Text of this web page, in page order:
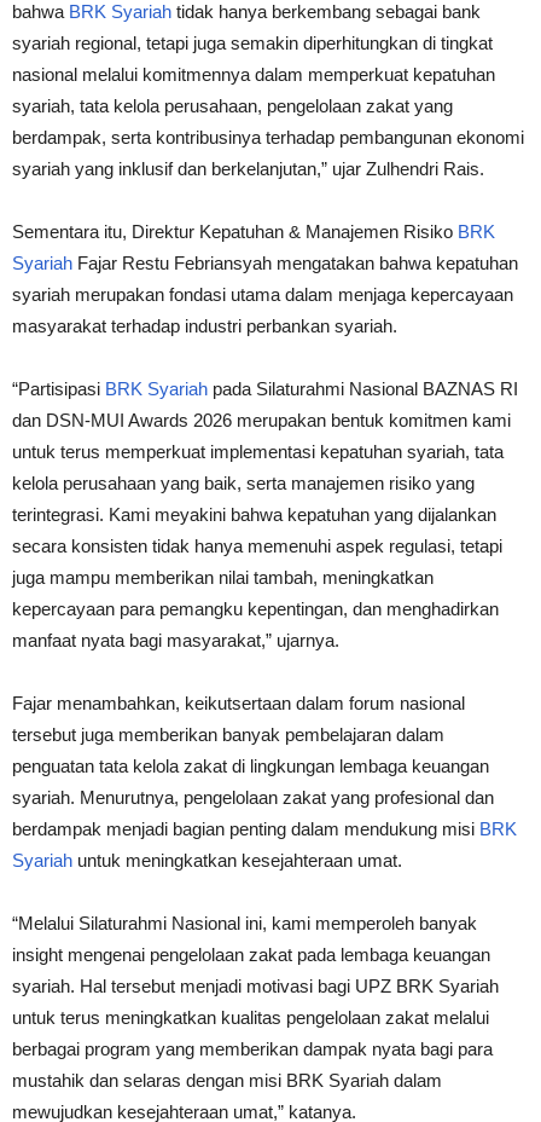
bahwa BRK Syariah tidak hanya berkembang sebagai bank
syariah regional, tetapi juga semakin diperhitungkan di tingkat
nasional melalui komitmennya dalam memperkuat kepatuhan
syariah, tata kelola perusahaan, pengelolaan zakat yang
berdampak, serta kontribusinya terhadap pembangunan ekonomi
syariah yang inklusif dan berkelanjutan,” ujar Zulhendri Rais.
Sementara itu, Direktur Kepatuhan & Manajemen Risiko BRK
Syariah Fajar Restu Febriansyah mengatakan bahwa kepatuhan
syariah merupakan fondasi utama dalam menjaga kepercayaan
masyarakat terhadap industri perbankan syariah.
“Partisipasi BRK Syariah pada Silaturahmi Nasional BAZNAS RI
dan DSN-MUI Awards 2026 merupakan bentuk komitmen kami
untuk terus memperkuat implementasi kepatuhan syariah, tata
kelola perusahaan yang baik, serta manajemen risiko yang
terintegrasi. Kami meyakini bahwa kepatuhan yang dijalankan
secara konsisten tidak hanya memenuhi aspek regulasi, tetapi
juga mampu memberikan nilai tambah, meningkatkan
kepercayaan para pemangku kepentingan, dan menghadirkan
manfaat nyata bagi masyarakat,” ujarnya.
Fajar menambahkan, keikutsertaan dalam forum nasional
tersebut juga memberikan banyak pembelajaran dalam
penguatan tata kelola zakat di lingkungan lembaga keuangan
syariah. Menurutnya, pengelolaan zakat yang profesional dan
berdampak menjadi bagian penting dalam mendukung misi BRK
Syariah untuk meningkatkan kesejahteraan umat.
“Melalui Silaturahmi Nasional ini, kami memperoleh banyak
insight mengenai pengelolaan zakat pada lembaga keuangan
syariah. Hal tersebut menjadi motivasi bagi UPZ BRK Syariah
untuk terus meningkatkan kualitas pengelolaan zakat melalui
berbagai program yang memberikan dampak nyata bagi para
mustahik dan selaras dengan misi BRK Syariah dalam
mewujudkan kesejahteraan umat,” katanya.